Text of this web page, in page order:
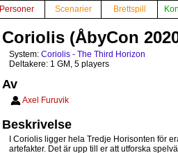
Personer Scenarier Brettspill
Coriolis (ÅbyCon
System: Coriolis - The Third Horizon
Deltakere: 1 GM, 5 players
Av
Axel Furuvik
Beskrivelse
I Coriolis ligger hela Tredje Horisonten för
artefakter. Det är upp till er att utforska